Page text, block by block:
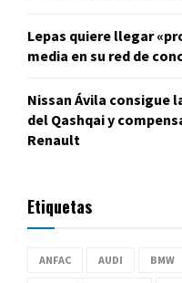
Lepas quiere llegar
media en su red de
Nissan Ávila consigue
del Qashqai y
Renault
Etiquetas
ANFAC AUDI BMW